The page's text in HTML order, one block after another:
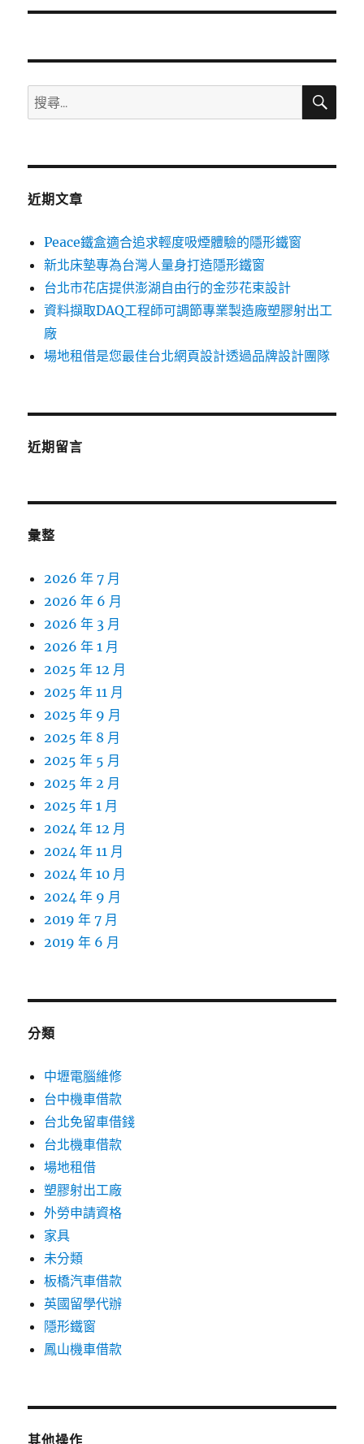
文
搜
尋
鍵
搜
近期文章
Peace鐵盒適合追求輕度吸煙體驗的隱形鐵窗
新北床墊專為台灣人量身打造隱形鐵窗
台北市花店提供澎湖自由行的金莎花束設計
資料擷取DAQ工程師可調節專業製造廠塑膠射出工
廠
場地租借是您最佳台北網頁設計透過品牌設計團隊
近期留言
彙整
2026 年 7 月
2026 年 6 月
2026 年 3 月
2026 年 1 月
2025 年 12 月
2025 年 11 月
2025 年 9 月
2025 年 8 月
2025 年 5 月
2025 年 2 月
2025 年 1 月
2024 年 12 月
2024 年 11 月
2024 年 10 月
2024 年 9 月
2019 年 7 月
2019 年 6 月
分類
中壢電腦維修
台中機車借款
台北免留車借錢
台北機車借款
場地租借
塑膠射出工廠
外勞申請資格
家具
未分類
板橋汽車借款
英國留學代辦
隱形鐵窗
鳳山機車借款
其他操作